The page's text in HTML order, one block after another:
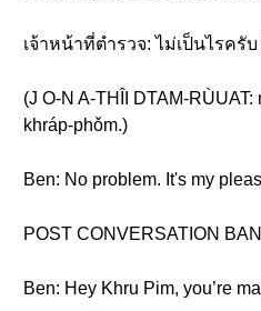
เจ้าหน้าที่ตำรวจ: ไม่เป็นไรครั
(J O-N A-THÎI DTAM-
khráp-phǒm.)
Ben: No problem. It's my
POST CONVERSATION
Ben: Hey Khru Pim, you’re